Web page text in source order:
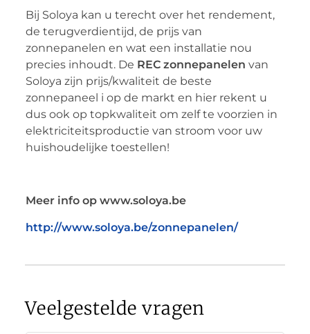
Bij Soloya kan u terecht over het rendement,
de terugverdientijd, de prijs van
zonnepanelen en wat een installatie nou
precies inhoudt. De REC zonnepanelen van
Soloya zijn prijs/kwaliteit de beste
zonnepaneel i op de markt en hier rekent u
dus ook op topkwaliteit om zelf te voorzien in
elektriciteitsproductie van stroom voor uw
huishoudelijke toestellen!
Meer info op www.soloya.be
http://www.soloya.be/zonnepanelen/
Veelgestelde vragen